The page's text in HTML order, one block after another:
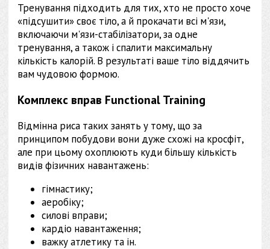
Тренування підходить для тих, хто не просто хоче
«підсушити» своє тіло, а й прокачати всі м'язи,
включаючи м'язи-стабілізатори, за одне
тренування, а також і спалити максимальну
кількість калорій. В результаті ваше тіло віддячить
вам чудовою формою.
Комплекс вправ Functional Training
Відмінна риса таких занять у тому, що за
принципом побудови вони дуже схожі на кросфіт,
але при цьому охоплюють куди більшу кількість
видів фізичних навантажень:
гімнастику;
аеробіку;
силові вправи;
кардіо навантаження;
важку атлетику та ін.